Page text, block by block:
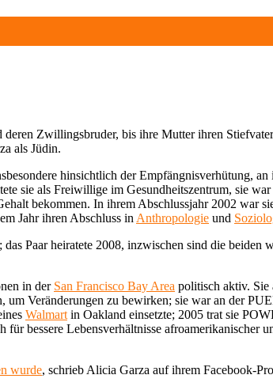
Zwillingsbruder, bis ihre Mutter ihren
als Jüdin.
hinsichtlich der Empfängnisverhütung, an
sie als Freiwillige im Gesundheitszentrum, sie war
bekommen. In ihrem Abschlussjahr 2002 war
Jahr ihren Abschluss in Anthropologie und
Paar heiratete 2008, inzwischen sind die beiden
in der San Francisco Bay Area politisch aktiv. Sie
um Veränderungen zu bewirken; sie war an der
Walmart in Oakland einsetzte; 2005 trat sie
für bessere Lebensverhältnisse afroamerikanischer
wurde, schrieb Alicia Garza auf ihrem Facebook-